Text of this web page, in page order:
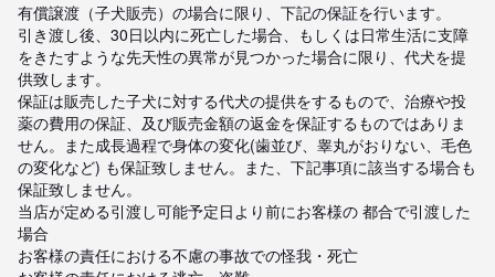
有償譲渡（子犬販売）の場合に限り、下記の保証を行います。
引き渡し後、30日以内に死亡した場合、もしくは日常生活に支障
をきたすような先天性の異常が見つかった場合に限り、代犬を提
供致します。
保証は販売した子犬に対する代犬の提供をするもので、治療や投
薬の費用の保証、及び販売金額の返金を保証するものではありま
せん。また成長過程で身体の変化(歯並び、睾丸がおりない、毛色
の変化など) も保証致しません。また、下記事項に該当する場合も
保証致しません。
当店が定める引渡し可能予定日より前にお客様の 都合で引渡した
場合
お客様の責任における不慮の事故での怪我・死亡